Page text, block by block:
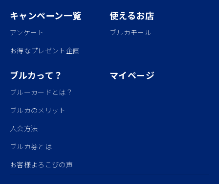
キャンペーン一覧
アンケート
お得なプレゼント企画
使えるお店
ブルカモール
ブルカって？
ブルーカードとは？
ブルカのメリット
入会方法
ブルカ券とは
お客様よろこびの声
マイページ